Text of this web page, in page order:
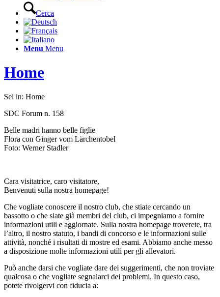
Cerca
Menu Menu
Home
Sei in: Home
SDC Forum n. 158
Belle madri hanno belle figlie
Flora con Ginger vom Lärchentobel
Foto: Werner Stadler
Cara visitatrice, caro visitatore,
Benvenuti sulla nostra homepage!
Che vogliate conoscere il nostro club, che stiate cercando un
bassotto o che siate già membri del club, ci impegniamo a fornire
informazioni utili e aggiornate. Sulla nostra homepage troverete, tra
l’altro, il nostro statuto, i bandi di concorso e le informazioni sulle
attività, nonché i risultati di mostre ed esami. Abbiamo anche messo
a disposizione molte informazioni utili per gli allevatori.
Può anche darsi che vogliate dare dei suggerimenti, che non troviate
qualcosa o che vogliate segnalarci dei problemi. In questo caso,
potete rivolgervi con fiducia a: